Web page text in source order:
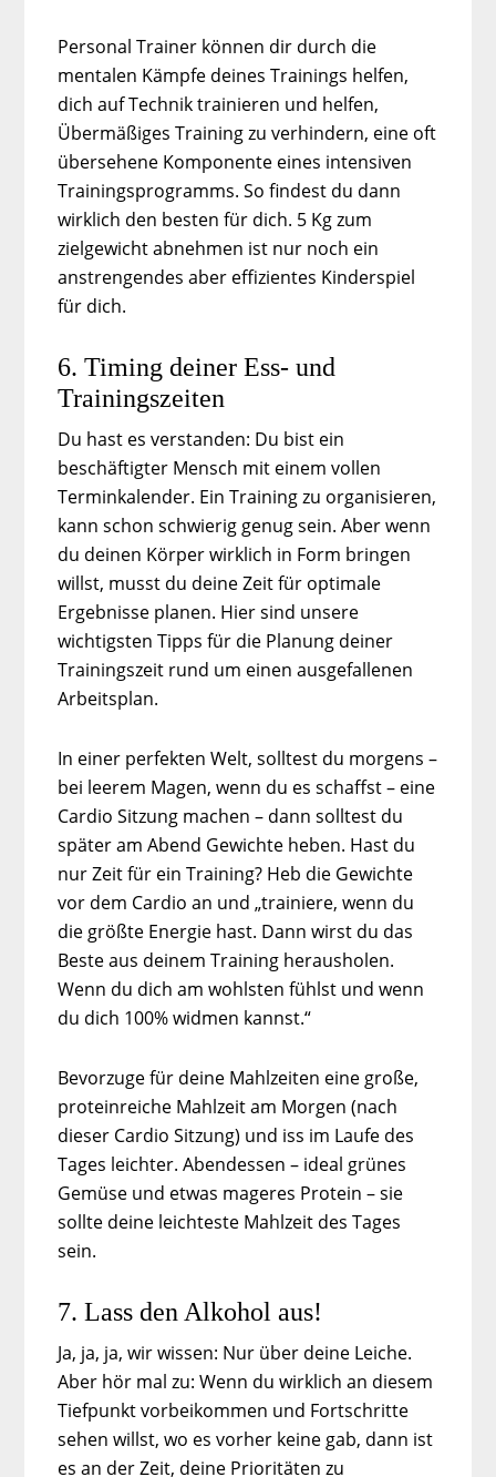
Personal Trainer können dir durch die
mentalen Kämpfe deines Trainings helfen,
dich auf Technik trainieren und helfen,
Übermäßiges Training zu verhindern, eine oft
übersehene Komponente eines intensiven
Trainingsprogramms. So findest du dann
wirklich den besten für dich. 5 Kg zum
zielgewicht abnehmen ist nur noch ein
anstrengendes aber effizientes Kinderspiel
für dich.
6. Timing deiner Ess- und
Trainingszeiten
Du hast es verstanden: Du bist ein
beschäftigter Mensch mit einem vollen
Terminkalender. Ein Training zu organisieren,
kann schon schwierig genug sein. Aber wenn
du deinen Körper wirklich in Form bringen
willst, musst du deine Zeit für optimale
Ergebnisse planen. Hier sind unsere
wichtigsten Tipps für die Planung deiner
Trainingszeit rund um einen ausgefallenen
Arbeitsplan.
In einer perfekten Welt, solltest du morgens –
bei leerem Magen, wenn du es schaffst – eine
Cardio Sitzung machen – dann solltest du
später am Abend Gewichte heben. Hast du
nur Zeit für ein Training? Heb die Gewichte
vor dem Cardio an und „trainiere, wenn du
die größte Energie hast. Dann wirst du das
Beste aus deinem Training herausholen.
Wenn du dich am wohlsten fühlst und wenn
du dich 100% widmen kannst.“
Bevorzuge für deine Mahlzeiten eine große,
proteinreiche Mahlzeit am Morgen (nach
dieser Cardio Sitzung) und iss im Laufe des
Tages leichter. Abendessen – ideal grünes
Gemüse und etwas mageres Protein – sie
sollte deine leichteste Mahlzeit des Tages
sein.
7. Lass den Alkohol aus!
Ja, ja, ja, wir wissen: Nur über deine Leiche.
Aber hör mal zu: Wenn du wirklich an diesem
Tiefpunkt vorbeikommen und Fortschritte
sehen willst, wo es vorher keine gab, dann ist
es an der Zeit, deine Prioritäten zu